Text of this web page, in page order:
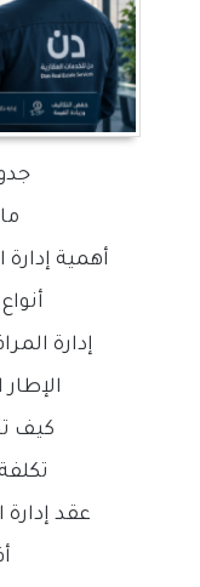
أهمية
إدارة
كيف
عقد إدارة